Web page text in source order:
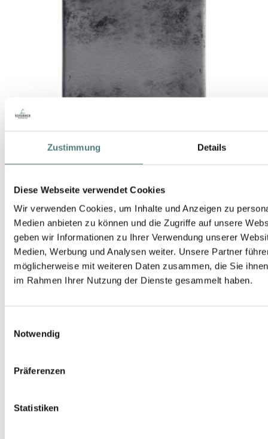
Zustimmung Details
Diese Webseite verwendet Cookies
Wir verwenden Cookies, um Inhalte und Anzeigen zu
Medien anbieten zu können und die Zugriffe auf unsere
geben wir Informationen zu Ihrer Verwendung unserer
Medien, Werbung und Analysen weiter. Unsere Partner
möglicherweise mit weiteren Daten zusammen, die Sie
im Rahmen Ihrer Nutzung der Dienste gesammelt haben.
Notwendig
Präferenzen
Statistiken
Osaito EdP Nat. Spray
EdP Spray
250,00 €
100 ml (250,00 € / 100 ml)